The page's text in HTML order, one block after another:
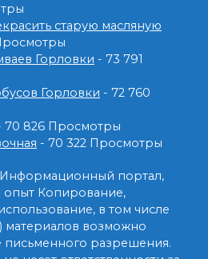
старую масляную
Горловки - 73 791
Горловки - 72 760
70 826 Просмотры
- 70 322 Просмотры
портал,
опыт Копирование,
в том числе
материалов возможно
письменного разрешения.